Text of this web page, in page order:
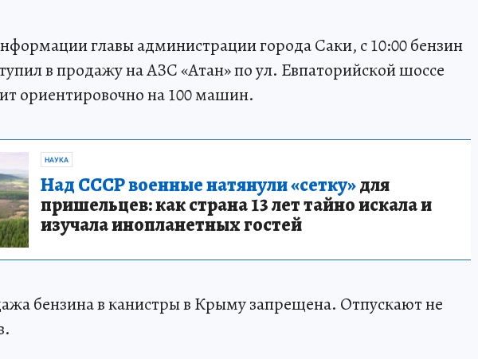
главы администрации города Саки, с 10:00 бензин
в продажу на АЗС «Атан» по ул. Евпаторийской шоссе
ориентировочно на 100 машин.
НАУКА
Над СССР военные натянули «сетку»для
пришельцев: как страна 13 лет тайно искала и
изучала инопланетных гостей
бензина в канистры в Крыму запрещена. Отпускают не